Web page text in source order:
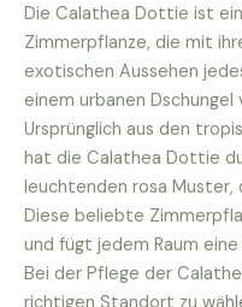
Die Calathea Dottie ist
Zimmerpflanze, die mit
exotischen Aussehen
einem urbanen Dschungel
Ursprünglich aus den
hat die Calathea Dottie
leuchtenden rosa Muster,
Diese beliebte
und fügt jedem Raum eine
Bei der Pflege der
richtigen Standort zu